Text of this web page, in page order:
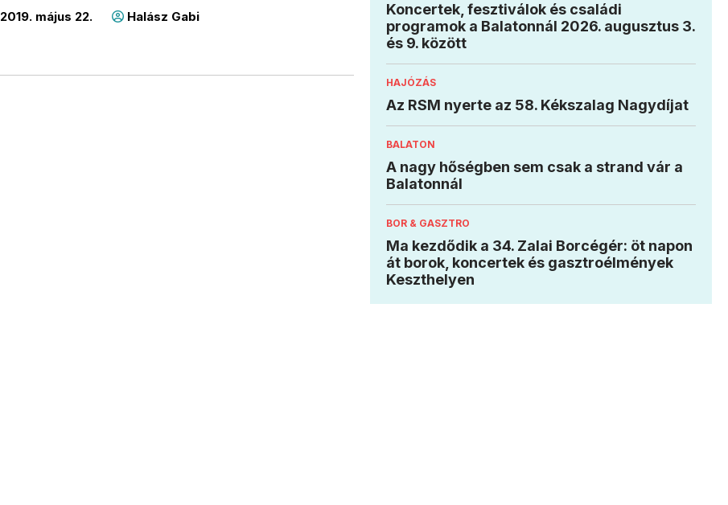
2019. május 22. Halász Gabi
Koncertek, fesztiválok és családi
programok a Balatonnál 2026. augusztus 3.
és 9. között
HAJÓZÁS
Az RSM nyerte az 58. Kékszalag Nagydíjat
BALATON
A nagy hőségben sem csak a strand vár a
Balatonnál
BOR & GASZTRO
Ma kezdődik a 34. Zalai Borcégér: öt napon
át borok, koncertek és gasztroélmények
Keszthelyen